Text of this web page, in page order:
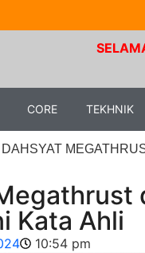
SELAMAT
CORE TEKHNIK
Kata Ahli
10:54 pm